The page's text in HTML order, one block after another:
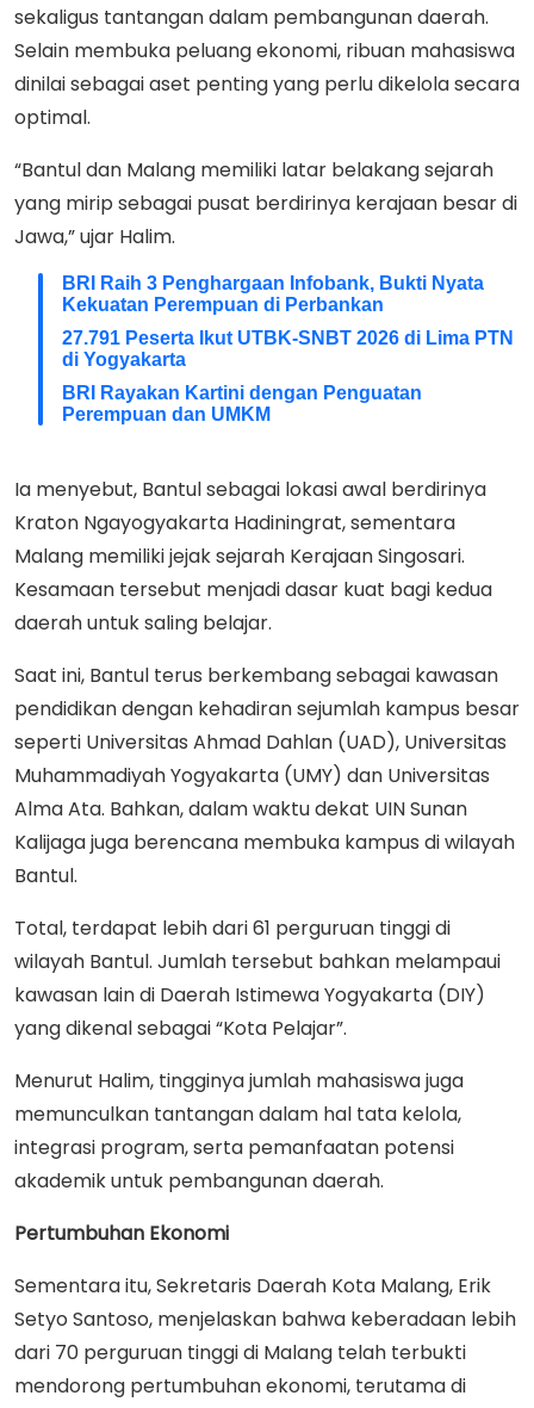
sekaligus tantangan dalam pembangunan daerah.
Selain membuka peluang ekonomi, ribuan mahasiswa
dinilai sebagai aset penting yang perlu dikelola secara
optimal.
“Bantul dan Malang memiliki latar belakang sejarah
yang mirip sebagai pusat berdirinya kerajaan besar di
Jawa,” ujar Halim.
BRI Raih 3 Penghargaan Infobank, Bukti Nyata
Kekuatan Perempuan di Perbankan
27.791 Peserta Ikut UTBK-SNBT 2026 di Lima PTN
di Yogyakarta
BRI Rayakan Kartini dengan Penguatan
Perempuan dan UMKM
Ia menyebut, Bantul sebagai lokasi awal berdirinya
Kraton Ngayogyakarta Hadiningrat, sementara
Malang memiliki jejak sejarah Kerajaan Singosari.
Kesamaan tersebut menjadi dasar kuat bagi kedua
daerah untuk saling belajar.
Saat ini, Bantul terus berkembang sebagai kawasan
pendidikan dengan kehadiran sejumlah kampus besar
seperti Universitas Ahmad Dahlan (UAD), Universitas
Muhammadiyah Yogyakarta (UMY) dan Universitas
Alma Ata. Bahkan, dalam waktu dekat UIN Sunan
Kalijaga juga berencana membuka kampus di wilayah
Bantul.
Total, terdapat lebih dari 61 perguruan tinggi di
wilayah Bantul. Jumlah tersebut bahkan melampaui
kawasan lain di Daerah Istimewa Yogyakarta (DIY)
yang dikenal sebagai “Kota Pelajar”.
Menurut Halim, tingginya jumlah mahasiswa juga
memunculkan tantangan dalam hal tata kelola,
integrasi program, serta pemanfaatan potensi
akademik untuk pembangunan daerah.
Pertumbuhan Ekonomi
Sementara itu, Sekretaris Daerah Kota Malang, Erik
Setyo Santoso, menjelaskan bahwa keberadaan lebih
dari 70 perguruan tinggi di Malang telah terbukti
mendorong pertumbuhan ekonomi, terutama di